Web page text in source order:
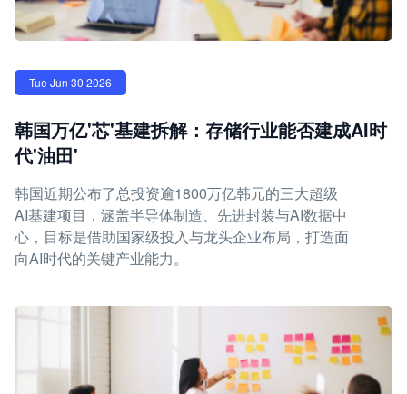
Tue Jun 30 2026
韩国万亿'芯'基建拆解：存储行业能否建成AI时
代'油田'
韩国近期公布了总投资逾1800万亿韩元的三大超级
AI基建项目，涵盖半导体制造、先进封装与AI数据中
心，目标是借助国家级投入与龙头企业布局，打造面
向AI时代的关键产业能力。